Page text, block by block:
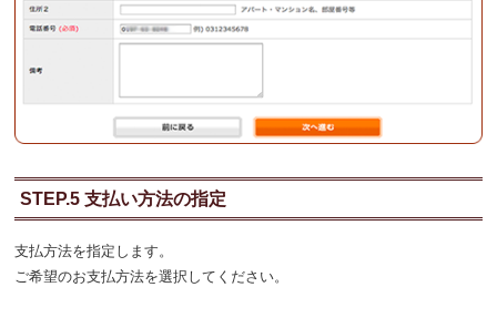
STEP.5 支払い方法の指定
支払方法を指定します。
ご希望のお支払方法を選択してください。